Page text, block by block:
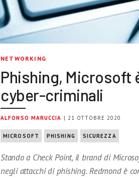
NETWORKING
Phishing, Microsoft
cyber-criminali
ALFONSO MARUCCIA | 21 OTTOBRE 2020
MICROSOFT PHISHING SICUREZZA
Stando a Check Point, il brand di
negli attacchi di phishing. Redmond è